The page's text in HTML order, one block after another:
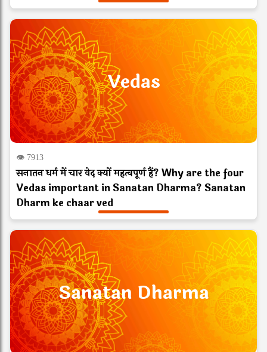
Vedas
👁 7913
सनातन धर्म में चार वेद क्यों महत्वपूर्ण हैं? Why are the four
Vedas important in Sanatan Dharma? Sanatan
Dharm ke chaar ved
Sanatan Dharma